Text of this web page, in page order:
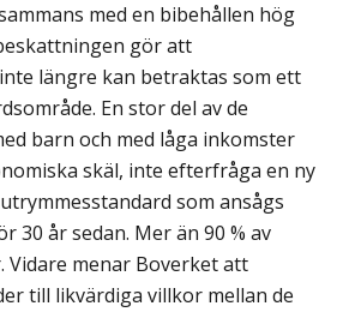
med en bibehållen hög
gör att
längre kan betraktas som ett
En stor del av de
barn och med låga inkomster
skäl, inte efterfråga en ny
som ansågs
30 år sedan. Mer än 90 % av
Vidare menar Boverket att
till likvärdiga villkor mellan de